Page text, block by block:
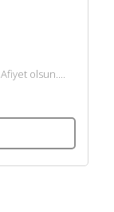
Organik kırmızı pancar, Eskitadında.com'da. Afiyet olsun....